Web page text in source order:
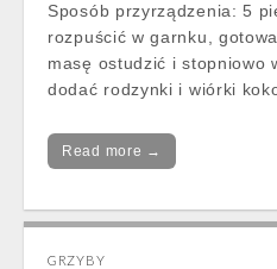
Sposób przyrządzenia: 5
rozpuścić w garnku,
masę ostudzić i stopniowo
dodać rodzynki i wiórki
Read more →
GRZYBY